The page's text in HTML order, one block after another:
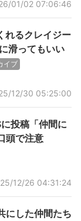
01/02 07:06:46
れるクレイジー
滑ってもいい
イブ
12/30 05:25:00
投稿「仲間に
頭で注意
12/26 04:31:24
にした仲間たち